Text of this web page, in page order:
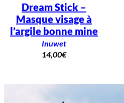
Dream Stick –
Masque visage à
l’argile bonne mine
Inuwet
14,00€